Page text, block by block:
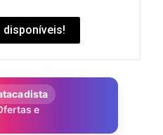
disponíveis!
e